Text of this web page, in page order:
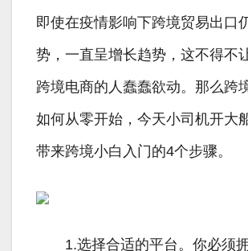
即使在疫情影响下跨境贸易出口
势，一直呈增长趋势，这不得不
跨境电商的人蠢蠢欲动。那么跨
如何从零开始，今天小司机开大
带来跨境小白入门的4个步骤。
1.选择合适的平台。你必须